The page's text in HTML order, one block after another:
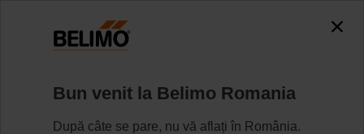
H6032X10-S2/SV24A-MP-TPC
Bun venit la Belimo Romania
După câte se pare, nu vă aflați în România.